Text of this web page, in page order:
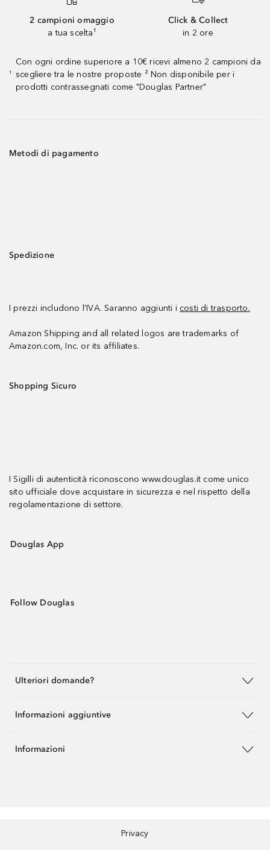
2 campioni omaggio
a tua scelta¹
Click & Collect
in 2 ore
¹
Con ogni ordine superiore a 10€ ricevi almeno 2 campioni da
scegliere tra le nostre proposte ² Non disponibile per i
prodotti contrassegnati come "Douglas Partner"
Metodi di pagamento
Spedizione
I prezzi includono l’IVA. Saranno aggiunti i costi di trasporto.
Amazon Shipping and all related logos are trademarks of
Amazon.com, Inc. or its affiliates.
Shopping Sicuro
I Sigilli di autenticità riconoscono www.douglas.it come unico
sito ufficiale dove acquistare in sicurezza e nel rispetto della
regolamentazione di settore.
Douglas App
Follow Douglas
Ulteriori domande?
Informazioni aggiuntive
Informazioni
Privacy